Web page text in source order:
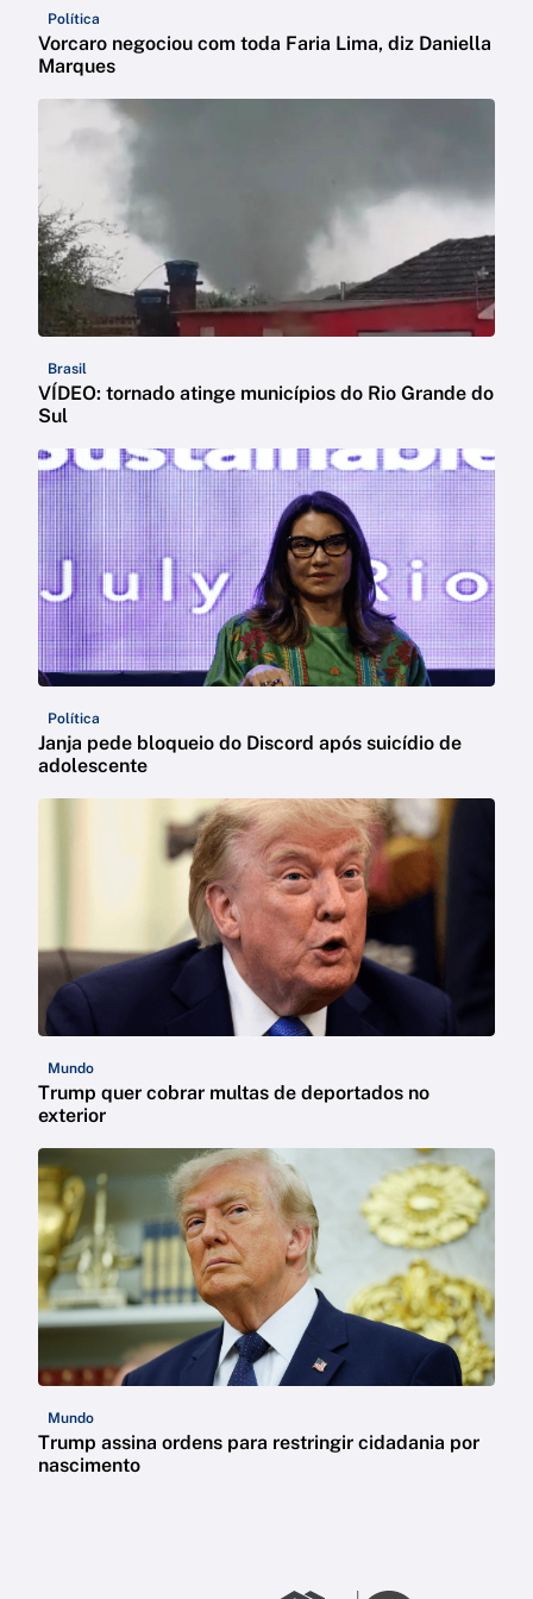
Política
Vorcaro negociou com toda Faria Lima, diz Daniella
Marques
Brasil
VÍDEO: tornado atinge municípios do Rio Grande do
Sul
Política
Janja pede bloqueio do Discord após suicídio de
adolescente
Mundo
Trump quer cobrar multas de deportados no
exterior
Mundo
Trump assina ordens para restringir cidadania por
nascimento